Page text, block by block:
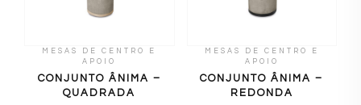
MESAS DE CENTRO E
APOIO
CONJUNTO ÂNIMA –
QUADRADA
MESAS DE CENTRO E
APOIO
CONJUNTO ÂNIMA –
REDONDA